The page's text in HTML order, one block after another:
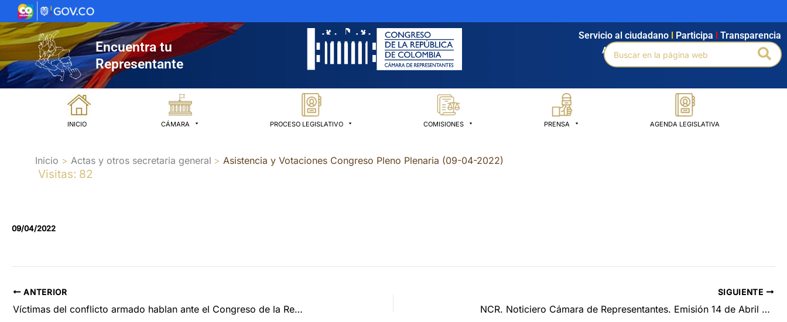
al
contenido
Encuentra tu
Representante
Agendamiento Intranet Búsqueda avanzada
Servicio al ciudadano Participa Transparencia
Buscar
por:
INICIO CÁMARA PROCESO LEGISLATIVO COMISIONES PRENSA AGENDA LEGISLATIVA
Inicio Actas y otros secretaria general Asistencia y Votaciones Congreso Pleno Plenaria (09-04-2022)
Visitas: 82
09/04/2022
ANTERIOR
Víctimas del conflicto armado hablan ante el Congreso de la República
SIGUIENTE
NCR. Noticiero Cámara de Representantes. Emisión 14 de Abril de 2022